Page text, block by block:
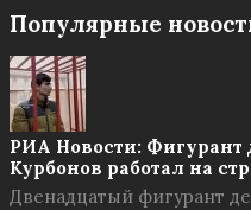
Популярные
РИА Новости: Фигурант
Курбонов работал на
Двенадцатый фигурант